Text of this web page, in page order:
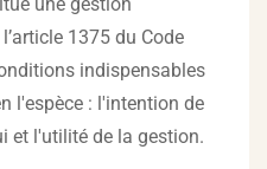
1375 du Code
indispensables
l'espèce : l'intention de
et l'utilité de la gestion.